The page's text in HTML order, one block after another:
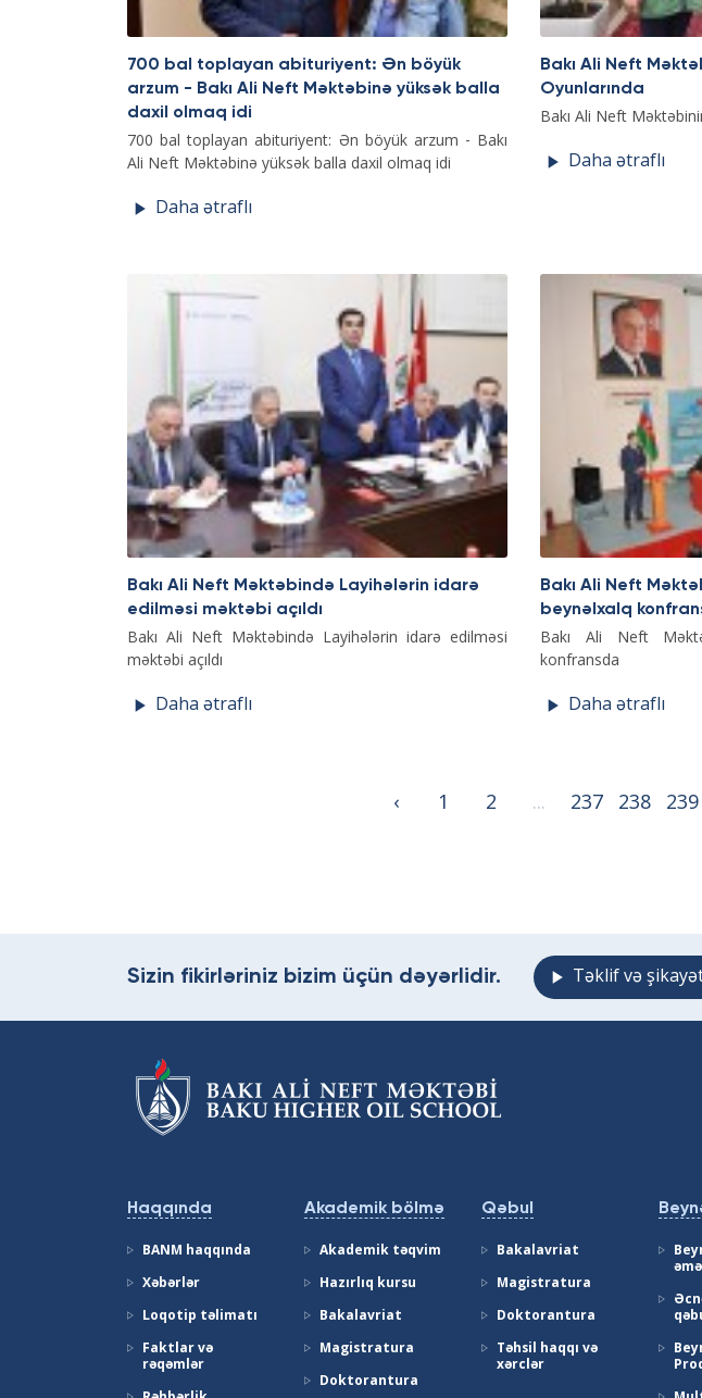
700 bal toplayan abituriyent: Ən böyük
arzum - Bakı Ali Neft Məktəbinə yüksək balla
daxil olmaq idi
700 bal toplayan abituriyent: Ən böyük arzum - Bakı
Ali Neft Məktəbinə yüksək balla daxil olmaq idi
Daha ətraflı
Bakı Ali Neft
Oyunlarında
Bakı Ali Neft
Daha ətraflı
Bakı Ali Neft Məktəbində Layihələrin idarə
edilməsi məktəbi açıldı
Bakı Ali Neft Məktəbində Layihələrin idarə edilməsi
məktəbi açıldı
Daha ətraflı
Bakı Ali Neft
beynəlxalq
Bakı Ali Neft
konfransda
Daha ətraflı
‹ 1 2 ... 237 238 239
Sizin fikirləriniz bizim üçün dəyərlidir. Təklif və
Haqqında
BANM haqqında
Xəbərlər
Loqotip təlimatı
Faktlar və
rəqəmlər
Akademik bölmə
Akademik təqvim
Hazırlıq kursu
Bakalavriat
Magistratura
Doktorantura
Qəbul
Bakalavriat
Magistratura
Doktorantura
Təhsil haqqı və
xərclər